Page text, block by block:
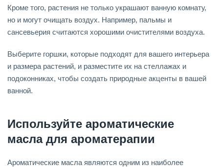
Кроме того, растения не только украшают ванную комнату,
но и могут очищать воздух. Например, пальмы и
сансевьерия считаются хорошими очистителями воздуха.
Выберите горшки, которые подходят для вашего интерьера
и размера растений, и разместите их на стеллажах и
подоконниках, чтобы создать природные акценты в вашей
ванной.
Используйте ароматические
масла для ароматерапии
Ароматические масла являются одним из наиболее